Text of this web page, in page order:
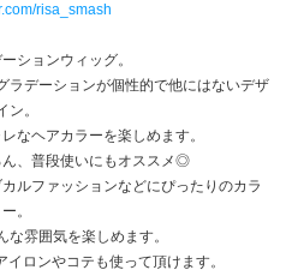
risa_smash
ションウィッグ。
ラデーションが個性的で他にはないデザ
ン。
なヘアカラーを楽しめます。
、普段使いにもオススメ◎
ルファッションなどにぴったりのカラ
ー。
な雰囲気を楽しめます。
ロンやコテも使って頂けます。